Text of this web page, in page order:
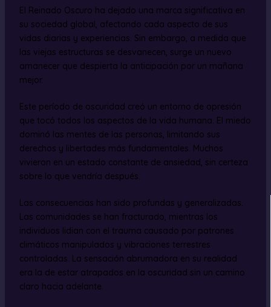
El Reinado Oscuro ha dejado una marca significativa en
su sociedad global, afectando cada aspecto de sus
vidas diarias y experiencias. Sin embargo, a medida que
las viejas estructuras se desvanecen, surge un nuevo
amanecer que despierta la anticipación por un mañana
mejor.
Este período de oscuridad creó un entorno de opresión
que tocó todos los aspectos de la vida humana. El miedo
dominó las mentes de las personas, limitando sus
derechos y libertades más fundamentales. Muchos
vivieron en un estado constante de ansiedad, sin certeza
sobre lo que vendría después.
Las consecuencias han sido profundas y generalizadas.
Las comunidades se han fracturado, mientras los
individuos lidian con el trauma causado por patrones
climáticos manipulados y vibraciones terrestres
controladas. La sensación abrumadora en su realidad
era la de estar atrapados en la oscuridad sin un camino
claro hacia adelante.